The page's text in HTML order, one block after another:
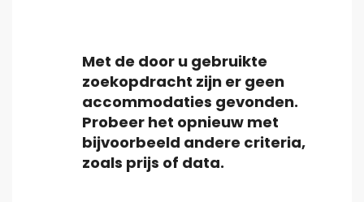
Type accommodatie
Personen
Met de door u gebruikte
zoekopdracht zijn er geen
accommodaties gevonden.
Probeer het opnieuw met
bijvoorbeeld andere criteria,
zoals prijs of data.